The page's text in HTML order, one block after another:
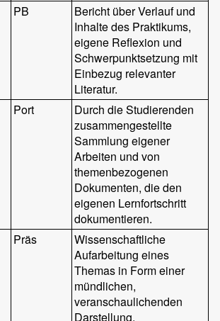
PB
Bericht über Verlauf und
Inhalte des Praktikums,
eigene Reflexion und
Schwerpunktsetzung mit
Einbezug relevanter
Literatur.
Port
Durch die Studierenden
zusammengestellte
Sammlung eigener
Arbeiten und von
themenbezogenen
Dokumenten, die den
eigenen Lernfortschritt
dokumentieren.
Präs
Wissenschaftliche
Aufarbeitung eines
Themas in Form einer
mündlichen,
veranschaulichenden
Darstellung.